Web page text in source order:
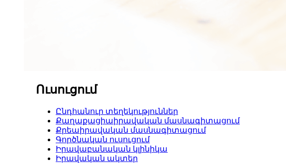
Ուսուցում
Ընդհանուր տեղեկություններ
Քաղաքացիաիրավական մասնագիտացում
Քրեաիրավական մասնագիտացում
Գործնական ուսուցում
Իրավաբանական կլինիկա
Իրավական ակտեր